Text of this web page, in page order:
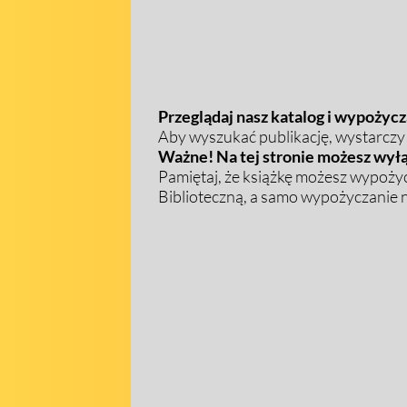
Przeglądaj nasz katalog i
Aby wyszukać publikację,
Ważne! Na tej stronie możesz
Pamiętaj, że książkę możesz
Biblioteczną, a samo wypożyczanie